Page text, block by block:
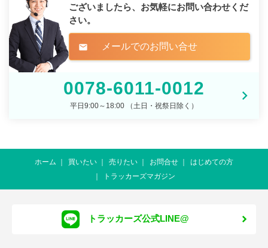
ございましたら、 お気軽にお問い合わせくだ
さい。
mail メールでのお問い合せ
0078-6011-0012
平日9:00～18:00 （土日・祝祭日除く）
ホーム 買いたい 売りたい お問合せ
はじめての方
トラッカーズマガジン
トラッカーズ公式LINE@